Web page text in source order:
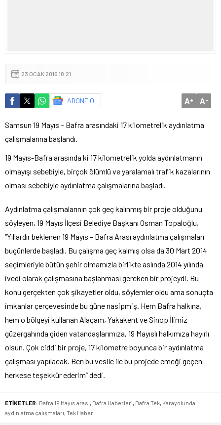
23 OCAK 2016 18:21
ABONE OL A+ A-
Samsun 19 Mayıs – Bafra arasındaki 17 kilometrelik aydınlatma
çalışmalarına başlandı.
19 Mayıs-Bafra arasında ki 17 kilometrelik yolda aydınlatmanın
olmayışı sebebiyle, birçok ölümlü ve yaralamalı trafik kazalarının
olması sebebiyle aydınlatma çalışmalarına başladı.
Aydınlatma çalışmalarının çok geç kalınmış bir proje olduğunu
söyleyen, 19 Mayıs İlçesi Belediye Başkanı Osman Topaloğlu,
“Yıllardır beklenen 19 Mayıs – Bafra Arası aydınlatma çalışmaları
bugünlerde başladı. Bu çalışma geç kalmış olsa da 30 Mart 2014
seçimleriyle bütün şehir olmamızla birlikte aslında 2014 yılında
ivedi olarak çalışmasına başlanması gereken bir projeydi. Bu
konu gerçekten çok şikayetler oldu, söylemler oldu ama sonuçta
imkanlar çerçevesinde bu güne nasipmiş. Hem Bafra halkına,
hem o bölgeyi kullanan Alaçam, Yakakent ve Sinop İlimiz
güzergahında giden vatandaşlarımıza, 19 Mayıslı halkımıza hayırlı
olsun. Çok ciddi bir proje, 17 kilometre boyunca bir aydınlatma
çalışması yapılacak. Ben bu vesile ile bu projede emeği geçen
herkese teşekkür ederim” dedi.
ETİKETLER: Bafra 19 Mayıs arası Bafra Haberleri Bafra Tek Karayolunda
aydınlatma çalışmaları Tek Haber